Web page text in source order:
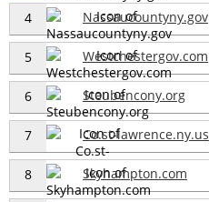
4 Nassaucountyny.gov
5 Westchestergov.com
6 Steubencony.org
7 Co.st-lawrence.ny.us
8 Skyhampton.com